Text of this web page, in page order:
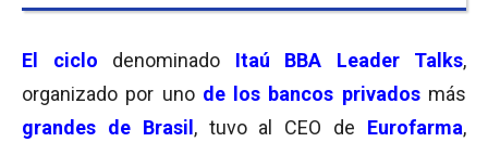
El ciclo denominado Itaú BBA Leader Talks,
organizado por uno de los bancos privadosmás
grandes de Brasil , tuvo al CEO de Eurofarma,